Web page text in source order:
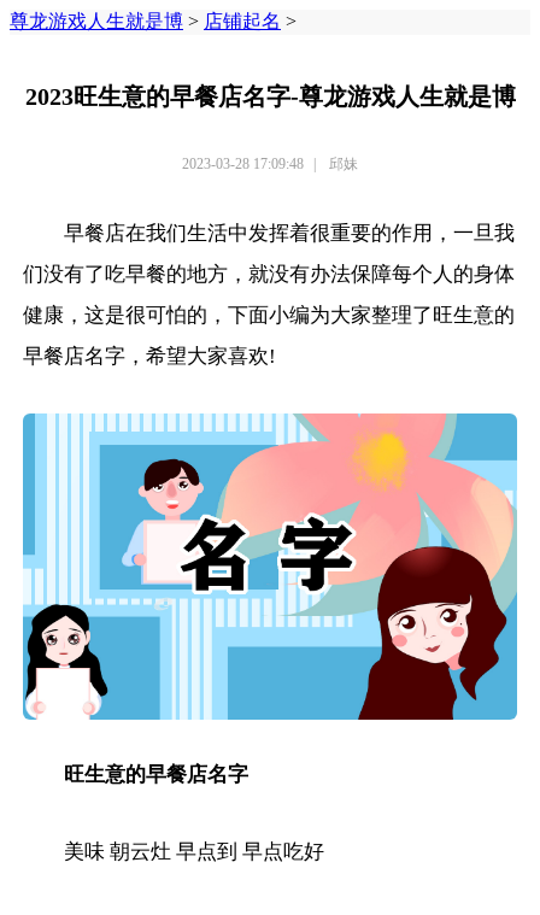
尊龙游戏人生就是博 > 店铺起名 >
2023旺生意的早餐店名字-尊龙游戏人生就是博
2023-03-28 17:09:48 | 邱妹
早餐店在我们生活中发挥着很重要的作用，一旦我
们没有了吃早餐的地方，就没有办法保障每个人的身体
健康，这是很可怕的，下面小编为大家整理了旺生意的
早餐店名字，希望大家喜欢!
旺生意的早餐店名字
美味 朝云灶 早点到 早点吃好